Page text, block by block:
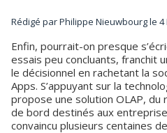
Rédigé parPhilippe Nieuwbourgle 4
Enfin, pourrait-on presque
essais peu concluants, franchit
le décisionnel en rachetant la
Apps. S’appuyant sur la
propose une solution OLAP,
de bord destinés aux
convaincu plusieurs centaines